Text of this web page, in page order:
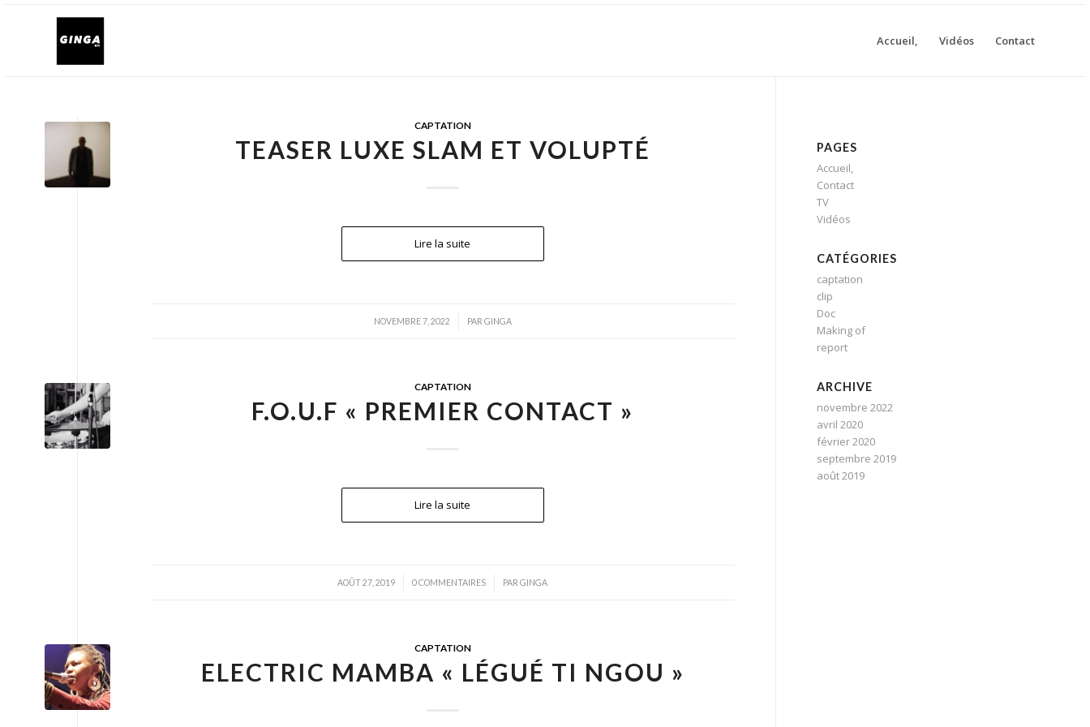
Accueil, Vidéos Contact
CAPTATION
TEASER LUXE SLAM ET VOLUPTÉ
Lire la suite
NOVEMBRE 7, 2022
/ PAR GINGA
CAPTATION
F.O.U.F « PREMIER CONTACT »
Lire la suite
AOÛT 27, 2019
/ 0 COMMENTAIRES
/ PARGINGA
CAPTATION
ELECTRIC MAMBA « LÉGUÉ TI NGOU »
PAGES
Accueil,
Contact
TV
Vidéos
CATÉGORIES
captation
clip
Doc
Making of
report
ARCHIVE
novembre 2022
avril 2020
février 2020
septembre 2019
août 2019